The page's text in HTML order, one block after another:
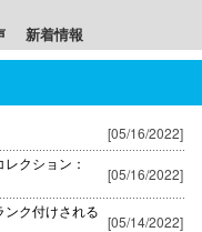
新着情報
[05/16/2022]
クション：
[05/16/2022]
ンク付けされる
[05/14/2022]